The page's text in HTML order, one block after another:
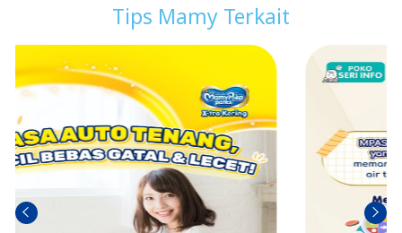
Tips Mamy Terkait
ก่อน
หน้า
ถัดไป